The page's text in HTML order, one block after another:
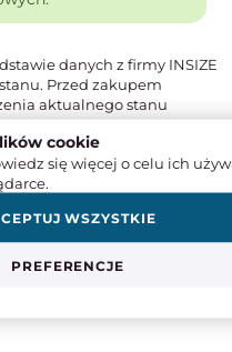
danych z firmy INSIZE
Przed zakupem
aktualnego stanu
cookie
się więcej o celu ich
PREFERENCJE
WSZYSTKIE